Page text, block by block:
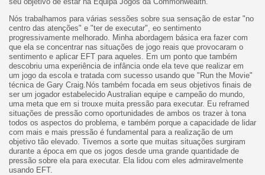
Nós trabalhamos para várias sessões sobre sua sensação de estar "no
centro das atenções" e "ter de executar", eo sentimento
progressivamente melhorado. Minha abordagem básica era fazer com
que ela se concentrar nas situações de jogo reais que provocaram o
sentimento e aplicar EFT para aqueles. Em um ponto que também
descobriu uma experiência de infância onde ela teve que realizar em
um jogo da escola e tratada com sucesso usando que "Run the Movie"
técnica de Gary Craig.Nós também focada em seus objetivos finais de
ser um jogador estabelecido Australian equipe e campeão do mundo,
uma meta que em si trouxe muita pressão para executar. Eu reframed
situações de pressão como oportunidades de ambos os trazer à tona
todos os aspectos do problema, e também porque a capacidade de lidar
com mais e mais pressão é fundamental para a realização de um
objetivo tão elevado. Tivemos a sorte que muitas situações surgiram
durante a época em que os jogos desde uma grande quantidade de
pressão sobre ela para executar. Ela lidou com eles admiravelmente
usando EFT.